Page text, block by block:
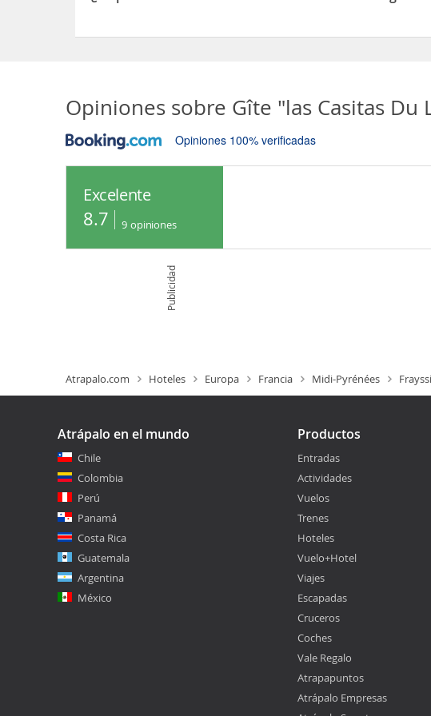
Opiniones sobre Gîte "las Casitas Du
Opiniones 100% verificadas
Excelente
8.7 9 opiniones
Publicidad
Atrapalo.com Hoteles Europa Francia Midi-Pyrénées
Atrápalo en el mundo
Chile
Colombia
Perú
Panamá
Costa Rica
Guatemala
Argentina
México
Productos
Entradas
Actividades
Vuelos
Trenes
Hoteles
Vuelo+Hotel
Viajes
Escapadas
Cruceros
Coches
Vale Regalo
Atrapapuntos
Atrápalo Empresas